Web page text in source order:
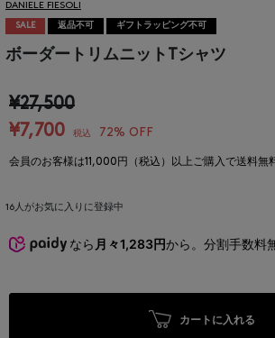
DANIELE FIESOLI
SALE 返品不可 ギフトラッピング不可
ボーダートリムニットTシャツ
¥27,500
¥7,700
税込 72% OFF
会員のお客様は11,000円（税込）以上ご購入で送料無
16人がお気に入りに登録中
なら 月々1,283円から。分割手数料
カートに入れる